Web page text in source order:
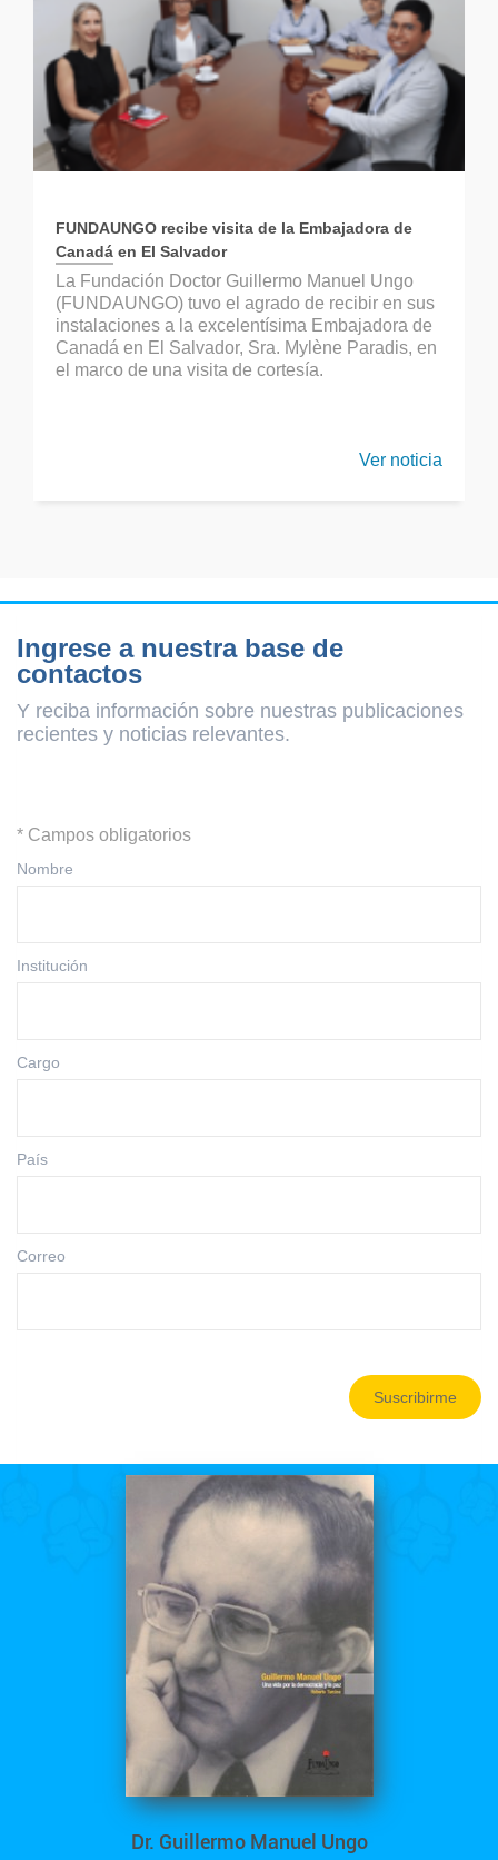
FUNDAUNGO recibe visita de la Embajadora de
Canadá en El Salvador
La Fundación Doctor Guillermo Manuel Ungo
(FUNDAUNGO) tuvo el agrado de recibir en sus
instalaciones a la excelentísima Embajadora de
Canadá en El Salvador, Sra. Mylène Paradis, en
el marco de una visita de cortesía.
Ver noticia
Ingrese a nuestra base de
contactos
Y reciba información sobre nuestras publicaciones
recientes y noticias relevantes.
* Campos obligatorios
Nombre
Institución
Cargo
País
Correo
Suscribirme
Dr. Guillermo Manuel Ungo